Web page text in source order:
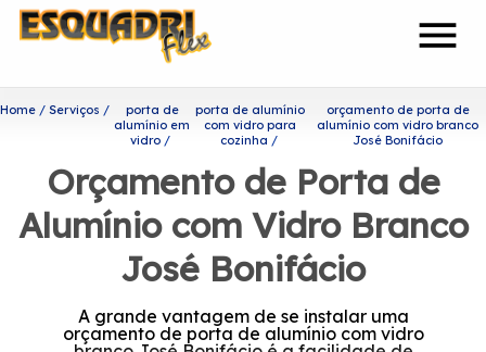
menu
Home Serviços
porta de
alumínio em
vidro
porta de alumínio
com vidro para
cozinha
orçamento de porta de
alumínio com vidro branco
José Bonifácio
Orçamento de Porta de
Alumínio com Vidro Branco
José Bonifácio
A grande vantagem de se instalar uma
orçamento de porta de alumínio com vidro